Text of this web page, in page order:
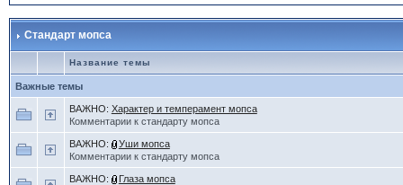
Стандарт мопса
Название темы
Важные темы
ВАЖНО: Характер и темперамент мопса
Комментарии к стандарту мопса
ВАЖНО:
Уши мопса
Комментарии к стандарту мопса
ВАЖНО:
Глаза мопса